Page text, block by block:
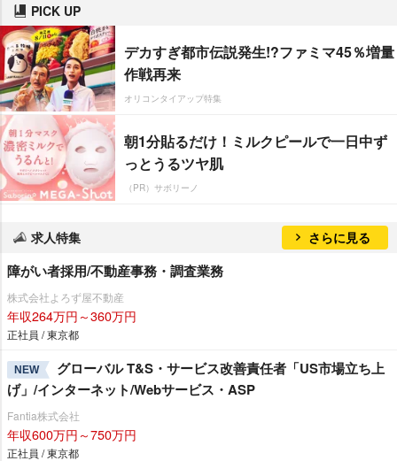
PICK UP
デカすぎ都市伝説発生!?ファミマ45％増量
作戦再来
オリコンタイアップ特集
朝1分貼るだけ！ミルクピールで一日中ず
っとうるツヤ肌
（PR）サボリーノ
求人特集 さらに見る
障がい者採用/不動産事務・調査業務
株式会社よろず屋不動産
年収264万円～360万円
正社員 / 東京都
NEW
グローバル T&S・サービス改善責任者「US市場立ち上
げ」/インターネット/Webサービス・ASP
Fantia株式会社
年収600万円～750万円
正社員 / 東京都